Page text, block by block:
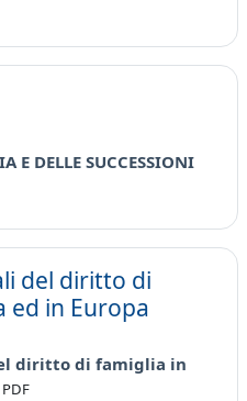
E DELLE SUCCESSIONI
del diritto di
ed in Europa
diritto di famiglia in
File
PDF